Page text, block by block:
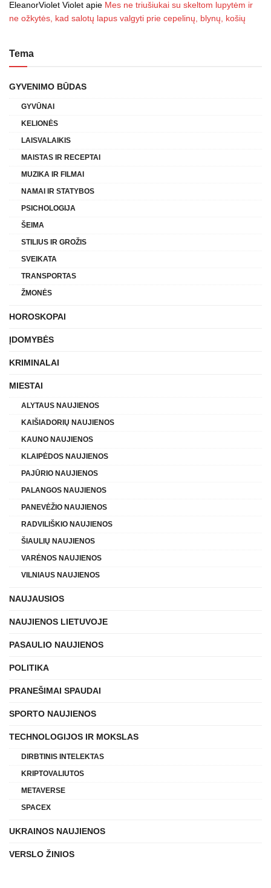
EleanorViolet Violet apie Mes ne triušiukai su skeltom lupytėm ir
ne ožkytės, kad salotų lapus valgyti prie cepelinų, blynų, košių
Tema
GYVENIMO BŪDAS
GYVŪNAI
KELIONĖS
LAISVALAIKIS
MAISTAS IR RECEPTAI
MUZIKA IR FILMAI
NAMAI IR STATYBOS
PSICHOLOGIJA
ŠEIMA
STILIUS IR GROŽIS
SVEIKATA
TRANSPORTAS
ŽMONĖS
HOROSKOPAI
ĮDOMYBĖS
KRIMINALAI
MIESTAI
ALYTAUS NAUJIENOS
KAIŠIADORIŲ NAUJIENOS
KAUNO NAUJIENOS
KLAIPĖDOS NAUJIENOS
PAJŪRIO NAUJIENOS
PALANGOS NAUJIENOS
PANEVĖŽIO NAUJIENOS
RADVILIŠKIO NAUJIENOS
ŠIAULIŲ NAUJIENOS
VARĖNOS NAUJIENOS
VILNIAUS NAUJIENOS
NAUJAUSIOS
NAUJIENOS LIETUVOJE
PASAULIO NAUJIENOS
POLITIKA
PRANEŠIMAI SPAUDAI
SPORTO NAUJIENOS
TECHNOLOGIJOS IR MOKSLAS
DIRBTINIS INTELEKTAS
KRIPTOVALIUTOS
METAVERSE
SPACEX
UKRAINOS NAUJIENOS
VERSLO ŽINIOS